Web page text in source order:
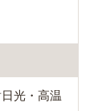
光・高温